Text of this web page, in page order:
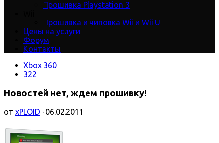
Прошивка Playstation 3
Прошивка и чиповка Wii и Wii U
Цены на услуги
Форум
Контакты
Xbox 360
322
Новостей нет, ждем прошивку!
от xPLOID · 06.02.2011